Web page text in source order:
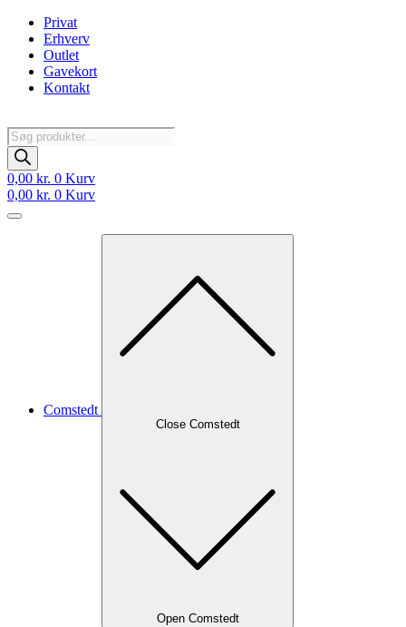
Videre
indhold
Privat
Erhverv
Outlet
Gavekort
Kontakt
Products
search
0,00 kr. 0 Kurv
0,00 kr. 0 Kurv
Comstedt
Close Comstedt
Open Comstedt